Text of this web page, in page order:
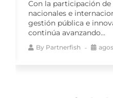
El sexto Reporte de
más de 140
ejercicio de
By Partnerfish